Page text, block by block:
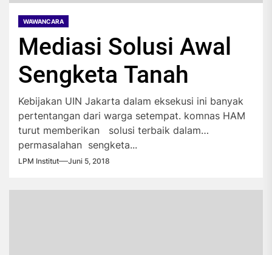
WAWANCARA
Mediasi Solusi Awal
Sengketa Tanah
Kebijakan UIN Jakarta dalam eksekusi ini banyak
pertentangan dari warga setempat. komnas HAM
turut memberikan solusi terbaik dalam
permasalahan sengketa...
LPM Institut Juni 5, 2018